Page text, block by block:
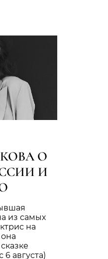
О
И
из самых
на
6 августа)